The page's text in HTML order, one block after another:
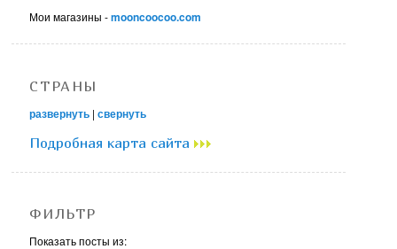
Мои магазины -mooncoocoo.com
СТРАНЫ
развернуть |свернуть
Подробная карта сайта
ФИЛЬТР
Показать посты из: